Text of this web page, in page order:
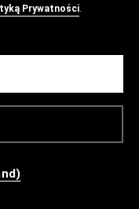
Prywatności.